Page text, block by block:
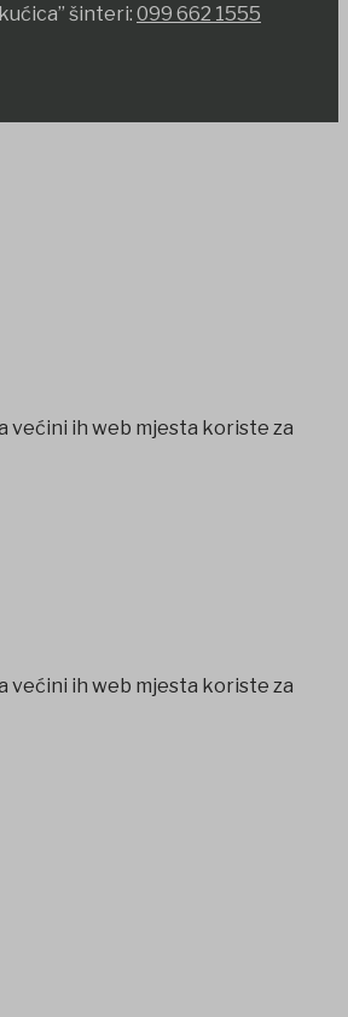
šinteri: 099 662 1555
većini ih web mjesta koriste za
većini ih web mjesta koriste za